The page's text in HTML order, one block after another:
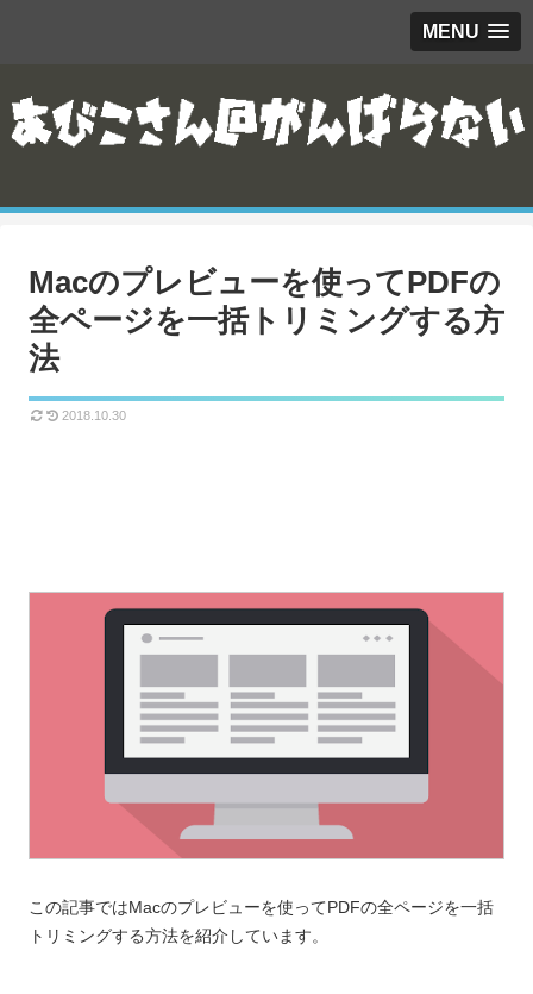
MENU
Macのプレビューを使ってPDFの
全ページを一括トリミングする方
法
2018.10.30
この記事ではMacのプレビューを使ってPDFの全ページを一括
トリミングする方法を紹介しています。